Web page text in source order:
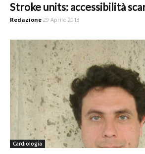
Stroke units: accessibilità
Redazione 29 Aprile 2013
Cardiologia